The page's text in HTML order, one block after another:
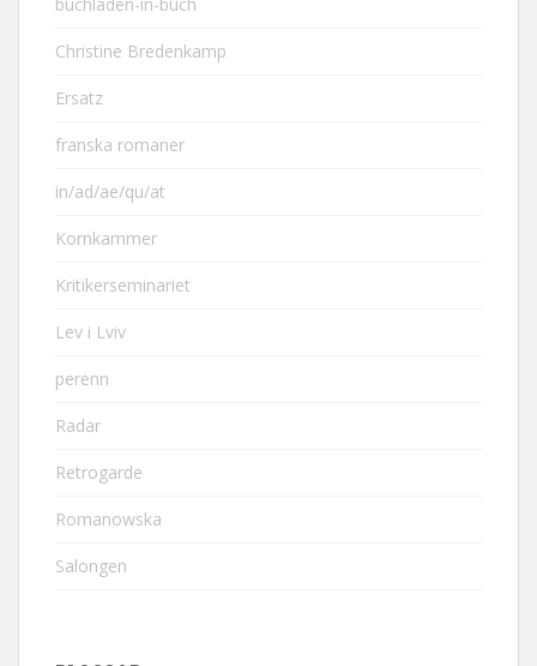
Christine Bredenkamp
Ersatz
franska romaner
in/ad/ae/qu/at
Kornkammer
Kritikerseminariet
Lev i Lviv
perenn
Radar
Retrogarde
Romanowska
Salongen